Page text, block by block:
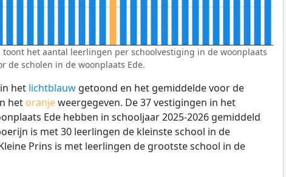
toont het aantal leerlingen per schoolvestiging in de woonplaats
de scholen in de woonplaats Ede.
het lichtblauw getoond en het gemiddelde voor de
het oranjeweergegeven. De 37 vestigingen in het
Ede hebben in schooljaar 2025-2026 gemiddeld
is met 30 leerlingen de kleinste school in de
Prins is met leerlingen de grootste school in de